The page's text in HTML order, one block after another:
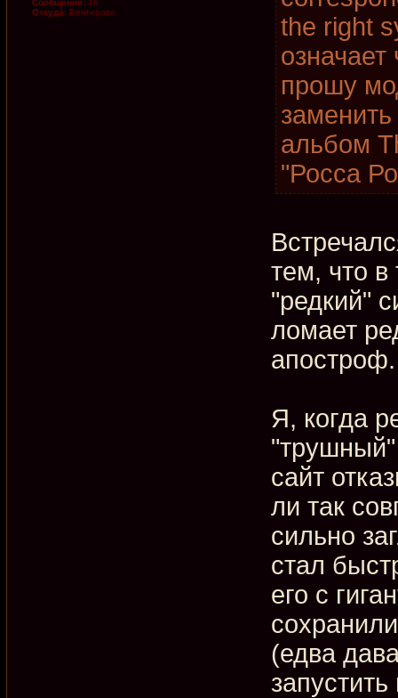
Сообщения: 46
Откуда: Венгерово
the right
означает
прошу
альбом
"Росса
тем, что в
"редкий"
ломает
апостроф.
Я, когда
сайт
ли так
сильно
стал
его с
(едва